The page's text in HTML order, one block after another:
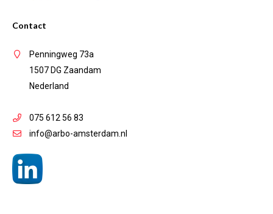
Contact
Penningweg 73a
1507 DG Zaandam
Nederland
075 612 56 83
info@arbo-amsterdam.nl